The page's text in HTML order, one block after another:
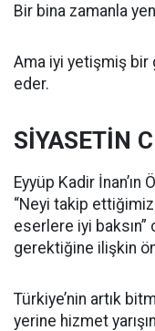
Bir bina zamanla
Ama iyi yetişmiş
eder.
SİYASETİN
Eyyüp Kadir
“Neyi takip
eserlere iyi baksın”
gerektiğine ilişkin
Türkiye’nin artık
yerine hizmet